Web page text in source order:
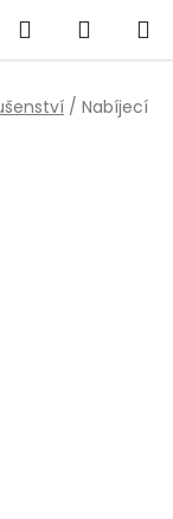
Hledat
KOŠÍK
/ Nabíjecí